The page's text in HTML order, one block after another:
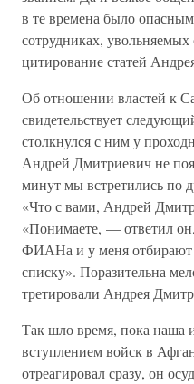
в те времена было
сотрудниках,
цитирование статей
Об отношении властей к
свидетельствует
столкнулся с ним у
Андрей Дмитриевич не
минут мы встретились по
«Что с вами, Андрей
«Понимаете, — ответил
ФИАНа и у меня отбирают
списку». Поразительна
третировали Андрея
Так шло время, пока наша
вступлением войск в
отреагировал сразу, он